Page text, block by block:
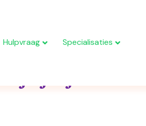
Hulpvraag Specialisaties